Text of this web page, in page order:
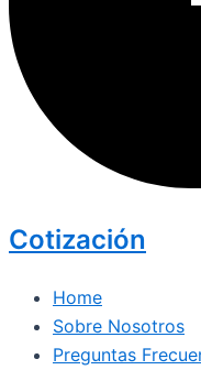
Cotización
Home
Sobre Nosotros
Preguntas